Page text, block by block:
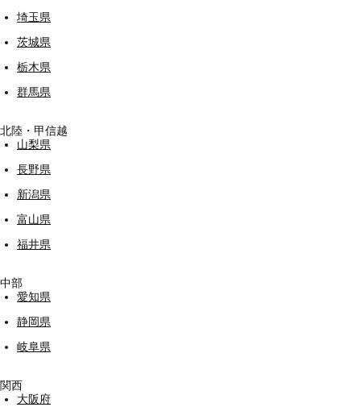
埼玉県
茨城県
栃木県
群馬県
北陸・甲信越
山梨県
長野県
新潟県
富山県
福井県
中部
愛知県
静岡県
岐阜県
関西
大阪府